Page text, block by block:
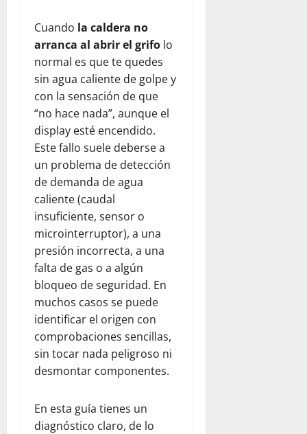
Cuando la caldera no
arranca al abrir el grifo lo
normal es que te quedes
sin agua caliente de golpe y
con la sensación de que
“no hace nada”, aunque el
display esté encendido.
Este fallo suele deberse a
un problema de detección
de demanda de agua
caliente (caudal
insuficiente, sensor o
microinterruptor), a una
presión incorrecta, a una
falta de gas o a algún
bloqueo de seguridad. En
muchos casos se puede
identificar el origen con
comprobaciones sencillas,
sin tocar nada peligroso ni
desmontar componentes.
En esta guía tienes un
diagnóstico claro, de lo